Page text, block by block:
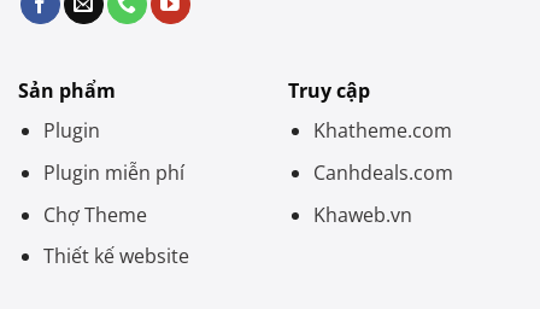
Sản phẩm
Plugin
Plugin miễn phí
Chợ Theme
Thiết kế website
Truy cập
Khatheme.com
Canhdeals.com
Khaweb.vn